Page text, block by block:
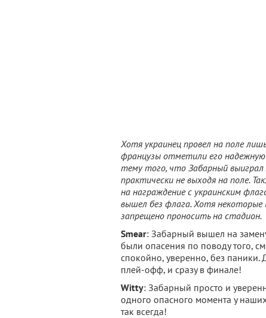
Хотя украинец провел на поле
французы отметили его
тему того, что Забарный выиграл
практически не выходя на поле.
на награждение с украинским
вышел без флага. Хотя
запрещено проносить на стадион.
Smear: Забарный вышел на
были опасения по поводу того,
спокойно, уверенно, без
плей-офф, и сразу в финале!
Witty: Забарный просто и
одного опасного момента у
так всегда!